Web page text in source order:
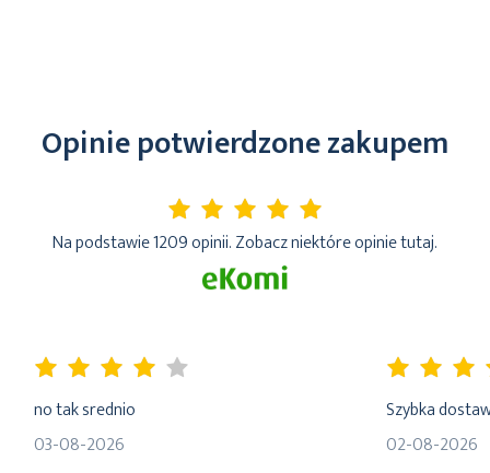
Opinie potwierdzone zakupem
5%
Na podstawie 1209 opinii. Zobacz niektóre opinie tutaj.
no tak srednio
03-08-2026
Szybka
02-08-2026